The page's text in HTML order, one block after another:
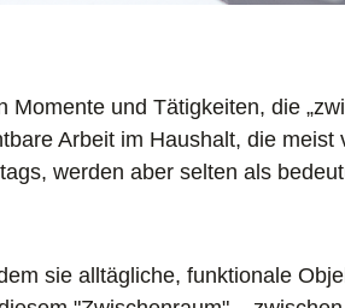
und Tätigkeiten, die
Arbeit im Haushalt, die meist
werden aber selten als
sie alltägliche, funktionale